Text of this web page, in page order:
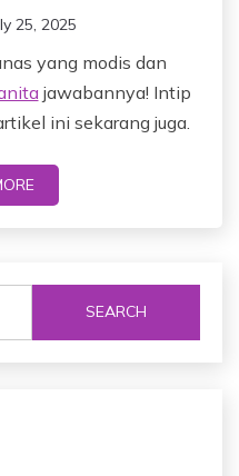
25, 2025
yang modis dan
jawabannya! Intip
ini sekarang juga.
SEARCH